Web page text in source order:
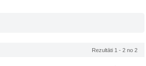
Rezultāti 1 - 2 no 2